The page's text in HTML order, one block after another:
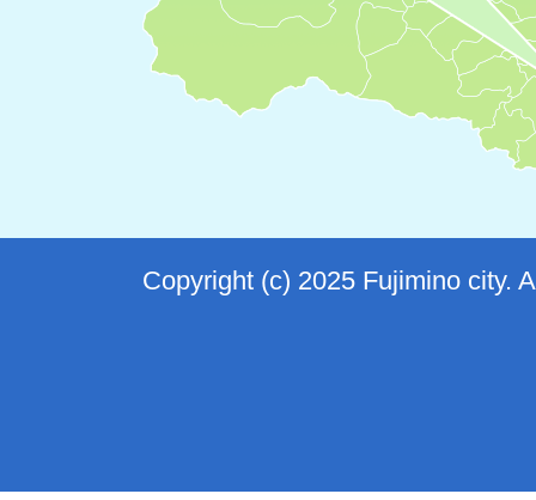
Copyright (c) 2025 Fujimino city.